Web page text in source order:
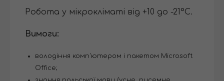
Робота у мікрокліматі від +10 до -21°C.
Вимоги:
володіння комп'ютером і пакетом Microsoft
Office;